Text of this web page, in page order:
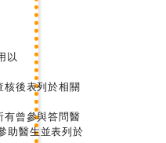
以
核後表列於相關
有曾參與答問醫
助醫生並表列於